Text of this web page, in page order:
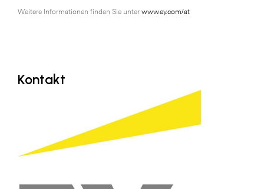
VALETTA
WKS Fachgruppe Fahrzeughandel und
WKS Fachgruppe Finanzdienstleister
Zühlke
Weitere Informationen finden Sie unter www.ey.com/at
Kontakt